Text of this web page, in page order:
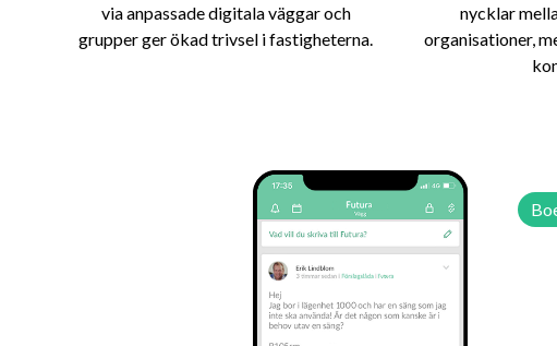
via anpassade digitala väggar och
grupper ger ökad trivsel i fastigheterna.
nycklar
organisationer,